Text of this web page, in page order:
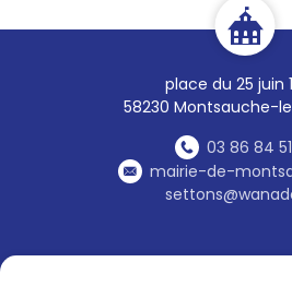
place du 25 juin
58230 Montsauche-
03 86 84
mairie-de-